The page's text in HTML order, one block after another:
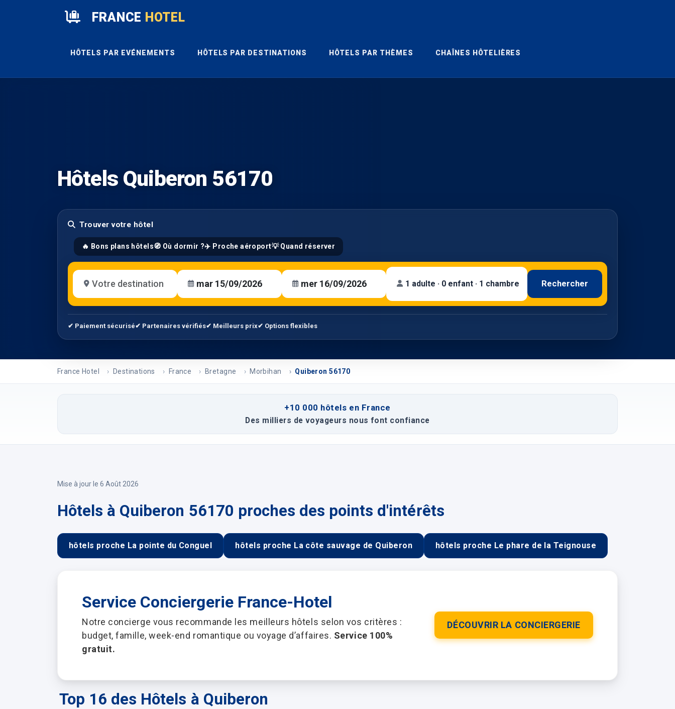
FRANCE HOTEL
HÔTELS PAR EVÉNEMENTS HÔTELS PAR DESTINATIONS HÔTELS PAR THÈMES CHAÎNES HÔTELIÈRES
Hôtels Quiberon 56170
Trouver votre hôtel
🔥 Bons plans hôtels🧭 Où dormir ?✈️ Proche aéroport💡 Quand réserver
1 adulte · 0 enfant · 1 chambre Rechercher
✔ Paiement sécurisé✔ Partenaires vérifiés✔ Meilleurs prix✔ Options flexibles
France Hotel Destinations France Bretagne Morbihan Quiberon 56170
+10 000 hôtels en France
Des milliers de voyageurs nous font confiance
Mise à jour le 6 Août 2026
Hôtels à Quiberon 56170 proches des points d'intérêts
hôtels proche La pointe du Conguel hôtels proche La côte sauvage de Quiberon hôtels proche Le phare de la Teignouse
Service Conciergerie France-Hotel
Notre concierge vous recommande les meilleurs hôtels selon vos critères :
budget, famille, week-end romantique ou voyage d’affaires. Service 100%
gratuit.
DÉCOUVRIR LA CONCIERGERIE
Top 16 des Hôtels à Quiberon